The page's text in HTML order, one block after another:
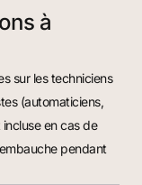
à
sur les techniciens
(automaticiens,
en cas de
pendant